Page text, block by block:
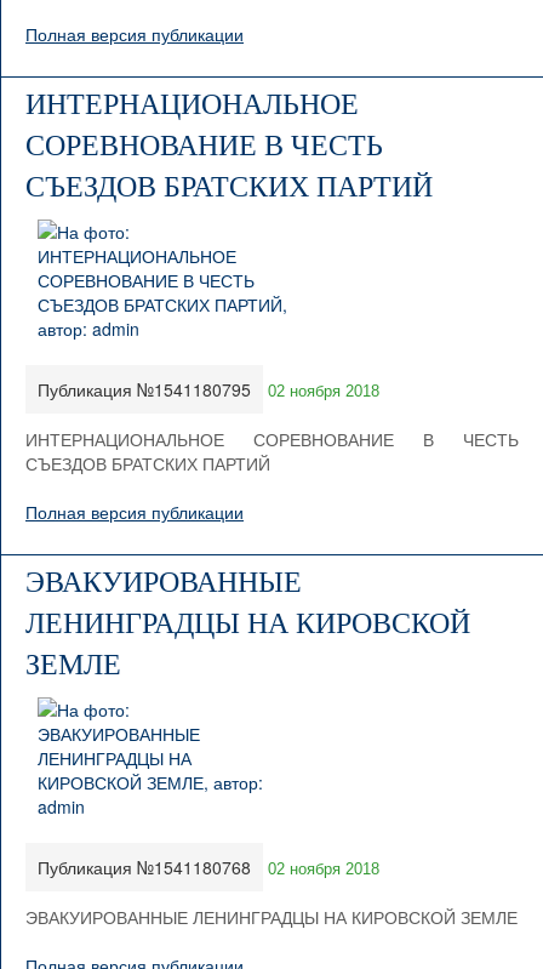
Полная версия публикации
ИНТЕРНАЦИОНАЛЬНОЕ
СОРЕВНОВАНИЕ В ЧЕСТЬ
СЪЕЗДОВ БРАТСКИХ ПАРТИЙ
Публикация №1541180795 02 ноября 2018
ИНТЕРНАЦИОНАЛЬНОЕ СОРЕВНОВАНИЕ В ЧЕСТЬ
СЪЕЗДОВ БРАТСКИХ ПАРТИЙ
Полная версия публикации
ЭВАКУИРОВАННЫЕ
ЛЕНИНГРАДЦЫ НА КИРОВСКОЙ
ЗЕМЛЕ
Публикация №1541180768 02 ноября 2018
ЭВАКУИРОВАННЫЕ ЛЕНИНГРАДЦЫ НА КИРОВСКОЙ ЗЕМЛЕ